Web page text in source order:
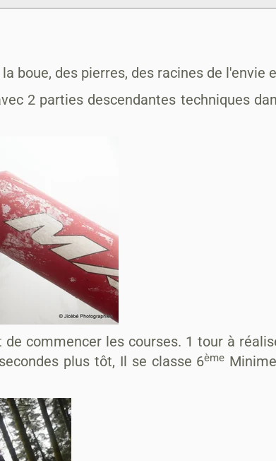
boue, des pierres, des racines de l'envie
2 parties descendantes techniques
commencer les courses. 1 tour à
plus tôt, Il se classe 6ème